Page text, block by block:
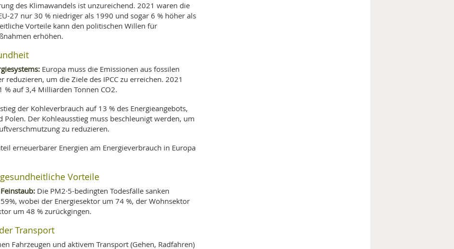
des Klimawandels ist unzureichend. 2021 waren die
27 nur 30 % niedriger als 1990 und sogar 6 % höher als
Vorteile kann den politischen Willen für
erhöhen.
Europa muss die Emissionen aus fossilen
um die Ziele des IPCC zu erreichen. 2021
% auf 3,4 Milliarden Tonnen CO2.
der Kohleverbrauch auf 13 % des Energieangebots,
Polen. Der Kohleausstieg muss beschleunigt werden, um
zu reduzieren.
erneuerbarer Energien am Energieverbrauch in Europa
Vorteile
Die PM2·5-bedingten Todesfälle sanken
wobei der Energiesektor um 74 %, der Wohnsektor
um 48 % zurückgingen.
Transport
Fahrzeugen und aktivem Transport (Gehen, Radfahren)